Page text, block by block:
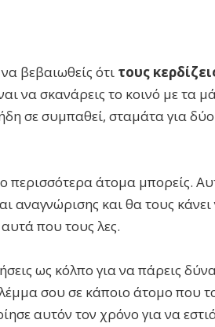
βεβαιωθείς ότι τους
να σκανάρεις το κοινό με τα
σε συμπαθεί, σταμάτα για
περισσότερα άτομα μπορείς.
αναγνώρισης και θα τους
που τους λες.
ως κόλπο για να πάρεις
σου σε κάποιο άτομο που το
αυτόν τον χρόνο για να